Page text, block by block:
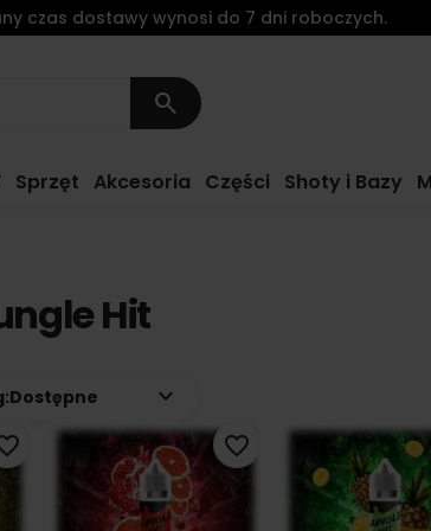
search
Sprzęt Akcesoria Części Shoty i Bazy
czas dostawy wynosi do 7 dni roboczych.
Hit
Dostępne keyboard_arrow_down
favorite_border